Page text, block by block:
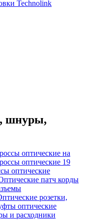
Technolink
шнуры,
оптические на
оптические 19
оптические
патч корды
розетки,
оптические
и расходники